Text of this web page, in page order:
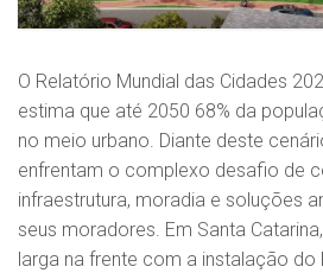
O Relatório Mundial das Cidades
estima que até 2050 68% da
no meio urbano. Diante deste
enfrentam o complexo desafio de
infraestrutura, moradia e soluções
seus moradores. Em Santa
larga na frente com a instalação do